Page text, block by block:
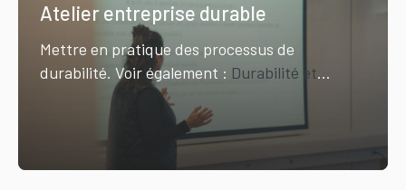
Atelier entreprise durable
Mettre en pratique des processus de
durabilité. Voir également : Durabilité et
entreprise